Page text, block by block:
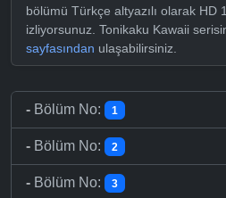
bölümü Türkçe altyazılı olarak HD
izliyorsunuz. Tonikaku Kawaii
sayfasından ulaşabilirsiniz.
- Bölüm No: 1
- Bölüm No: 2
- Bölüm No: 3